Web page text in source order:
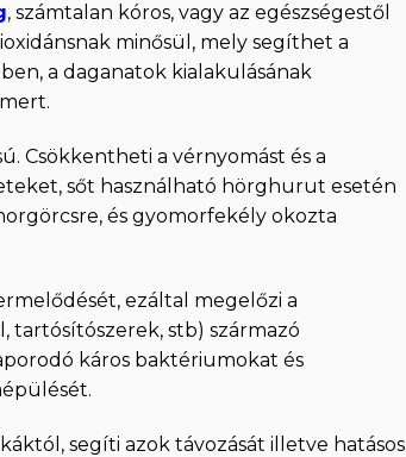
, számtalan kóros, vagy az egészségestől
minősül, mely segíthet a
a daganatok kialakulásának
Csökkentheti a vérnyomást és a
sőt használható hörghurut esetén
és gyomorfekély okozta
ezáltal megelőzi a
tartósítószerek, stb) származó
káros baktériumokat és
segíti azok távozását illetve hatásos